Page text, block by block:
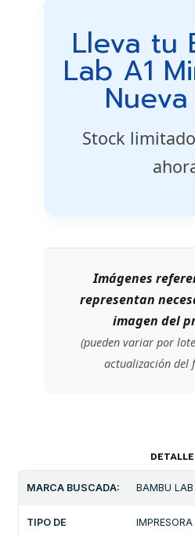
Lleva tu
Lab A1
Stock limitado
Imágenes
representan
imagen del
(pueden variar por
actualización del
MARCA BUSCADA: BAMBU LAB
TIPO DE